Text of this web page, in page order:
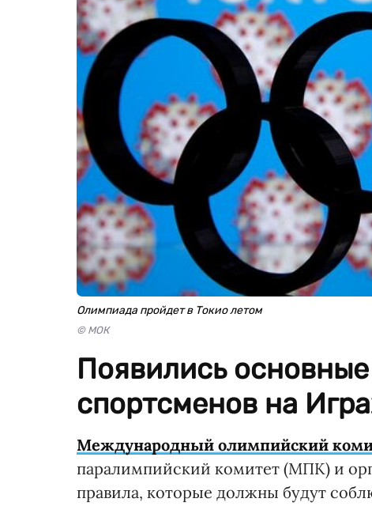
Олимпиада пройдет в Токио летом
© МОК
Появились
спортсменов на
Международный олимпийский
паралимпийский комитет (МПК) и
правила, которые должны будут